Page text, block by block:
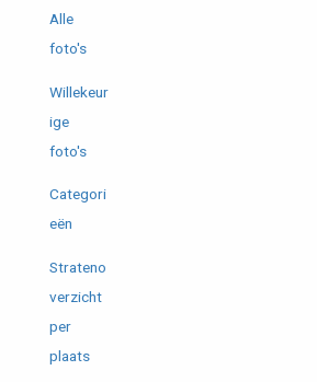
Alle
foto's
Willekeur
ige
foto's
Categori
eën
Strateno
verzicht
per
plaats